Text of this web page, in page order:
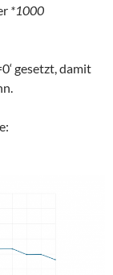
*1000
gesetzt, damit